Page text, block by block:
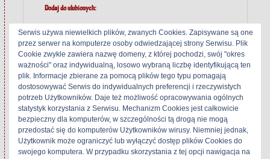
Dodaj do ulubionych:
Related
Sony TC-KE300
11 czerwca 2018
Sony TC-FX100
10 czerwca 2018
Serwis używa niewielkich plików, zwanych Cookies. Zapisywane są one
przez serwer na komputerze osoby odwiedzającej strony Serwisu. Plik
Cookie zwykle zawiera nazwę domeny, z której pochodzi, swój "okres
ważności" oraz indywidualną, losowo wybraną liczbę identyfikującą ten
plik. Informacje zbierane za pomocą plików tego typu pomagają
dostosowywać Serwis do indywidualnych preferencji i rzeczywistych
potrzeb Użytkowników. Daje też możliwość opracowywania ogólnych
statystyk korzystania z Serwisu. Mechanizm Cookies jest całkowicie
bezpieczny dla komputerów, w szczególności tą drogą nie mogą
przedostać się do komputerów Użytkowników wirusy. Niemniej jednak,
Użytkownik może ograniczyć lub wyłączyć dostęp plików Cookies do
swojego komputera. W przypadku skorzystania z tej opcji nawigacja na